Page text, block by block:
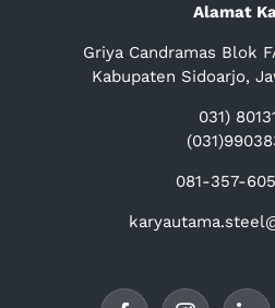
Alamat
Griya Candramas Blok
Kabupaten Sidoarjo,
031)
081-357-